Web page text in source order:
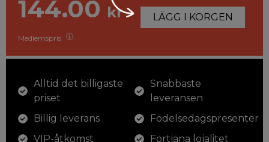
144.00 kr
Medlemspris
LÄGG I KORGEN
Alltid det billigaste
priset
Billig leverans
VIP-åtkomst
Snabbaste
leveransen
Födelsedagspresenter
Förtjäna lojalitet